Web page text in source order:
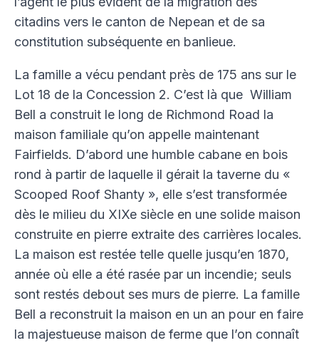
Faire un don
YouTube
Twitter
Instagram
LinkedIn
citadins vers le canton de Nepean et de sa
constitution subséquente en banlieue.
La famille a vécu pendant près de 175 ans sur le
Lot 18 de la Concession 2. C’est là que William
Bell a construit le long de Richmond Road la
maison familiale qu’on appelle maintenant
Fairfields. D’abord une humble cabane en bois
rond à partir de laquelle il gérait la taverne du «
Scooped Roof Shanty », elle s’est transformée
dès le milieu du XIXe siècle en une solide maison
construite en pierre extraite des carrières locales.
La maison est restée telle quelle jusqu’en 1870,
année où elle a été rasée par un incendie; seuls
sont restés debout ses murs de pierre. La famille
Bell a reconstruit la maison en un an pour en faire
la majestueuse maison de ferme que l’on connaît